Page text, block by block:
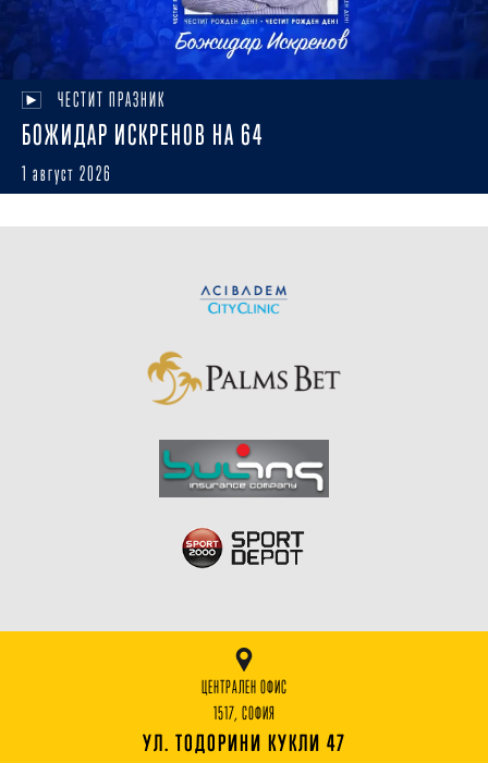
ЧЕСТИТ ПРАЗНИК
БОЖИДАР ИСКРЕНОВ НА 64
1 август 2026
ЦЕНТРАЛЕН ОФИС
1517, СОФИЯ
УЛ. ТОДОРИНИ КУКЛИ 47